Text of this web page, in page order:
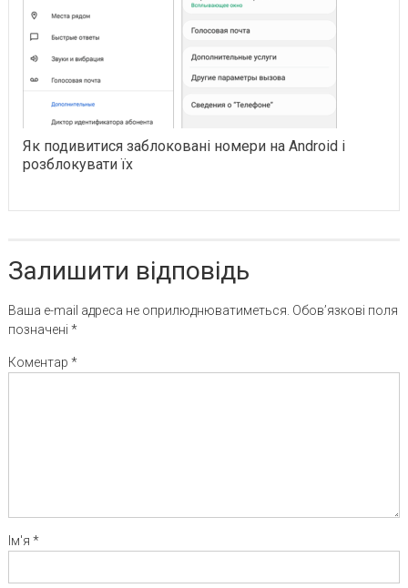
Як подивитися заблоковані номери на Android і
розблокувати їх
Залишити відповідь
Ваша e-mail адреса не оприлюднюватиметься. Обов’язкові поля
позначені *
Коментар *
Ім'я *